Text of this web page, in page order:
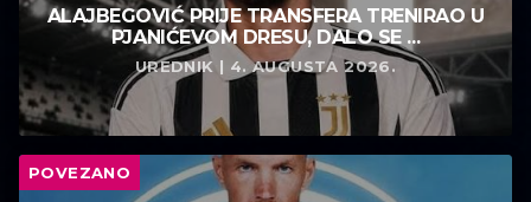
ALAJBEGOVIĆ PRIJE TRANSFERA TRENIRAO U
PJANIĆEVOM DRESU, DALO SE ...
UREDNIK | 4. AUGUSTA 2026.
POVEZANO